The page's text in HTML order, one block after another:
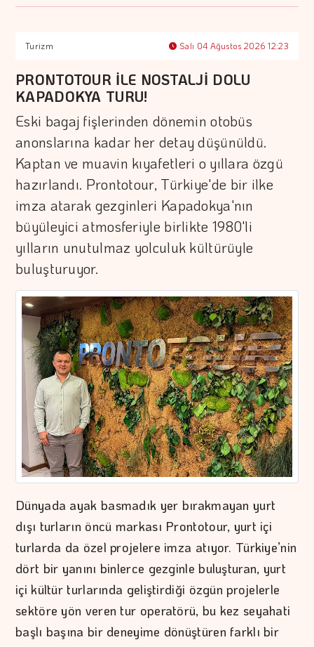
Turizm Salı 04 Ağustos 2026 12:23
PRONTOTOUR İLE NOSTALJİ DOLU
KAPADOKYA TURU!
Eski bagaj fişlerinden dönemin otobüs
anonslarına kadar her detay düşünüldü.
Kaptan ve muavin kıyafetleri o yıllara özgü
hazırlandı. Prontotour, Türkiye'de bir ilke
imza atarak gezginleri Kapadokya'nın
büyüleyici atmosferiyle birlikte 1980'li
yılların unutulmaz yolculuk kültürüyle
buluşturuyor.
Dünyada ayak basmadık yer bırakmayan yurt
dışı turların öncü markası Prontotour, yurt içi
turlarda da özel projelere imza atıyor. Türkiye’nin
dört bir yanını binlerce gezginle buluşturan, yurt
içi kültür turlarında geliştirdiği özgün projelerle
sektöre yön veren tur operatörü, bu kez seyahati
başlı başına bir deneyime dönüştüren farklı bir